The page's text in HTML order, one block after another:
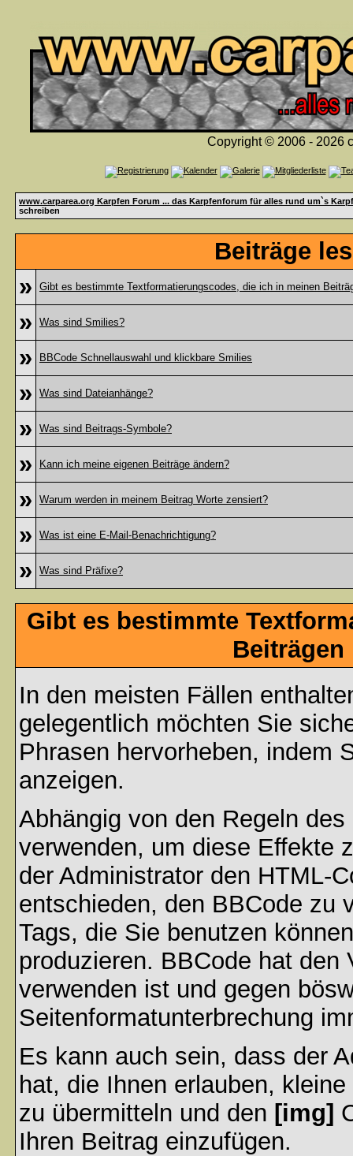
Copyright © 2006 - 2026
www.carparea.org Karpfen Forum ... das Karpfenforum für alles rund um`s
schreiben
Beiträge
»
Gibt es bestimmte Textformatierungscodes, die ich in meinen
» Was sind Smilies?
» BBCode Schnellauswahl und klickbare Smilies
» Was sind Dateianhänge?
» Was sind Beitrags-Symbole?
» Kann ich meine eigenen Beiträge ändern?
» Warum werden in meinem Beitrag Worte zensiert?
» Was ist eine E-Mail-Benachrichtigung?
» Was sind Präfixe?
Gibt es bestimmte
Beiträgen
In den meisten Fällen
gelegentlich möchten Sie
Phrasen hervorheben, indem
anzeigen.
Abhängig von den Regeln
verwenden, um diese Effekte
der Administrator den HTML-
entschieden, den BBCode zu
Tags, die Sie benutzen
produzieren. BBCode hat
verwenden ist und gegen
Seitenformatunterbrechung
Es kann auch sein, dass der
hat, die Ihnen erlauben,
zu übermitteln und den [img]
Ihren Beitrag einzufügen.